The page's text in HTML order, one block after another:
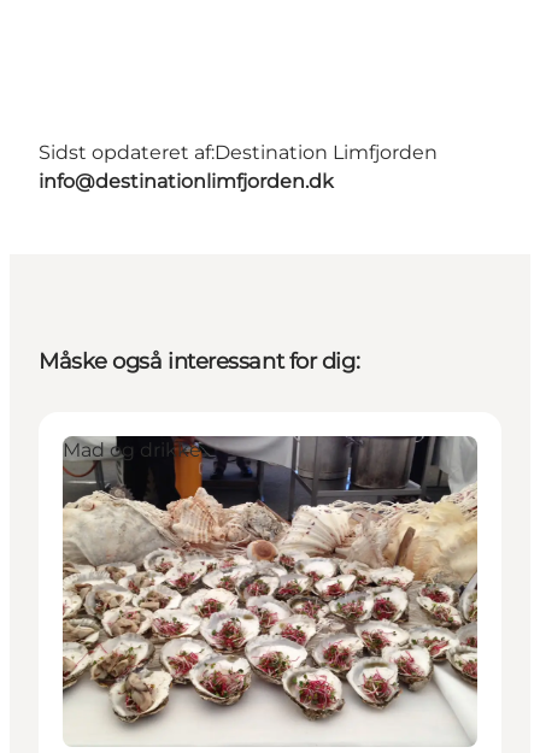
Sidst opdateret af:Destination Limfjorden
info@destinationlimfjorden.dk
Måske også interessant for dig:
Mad og drikke